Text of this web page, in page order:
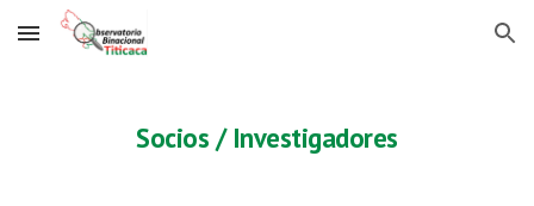
Skip to main content Skip to navigation
Socios / Investigadores